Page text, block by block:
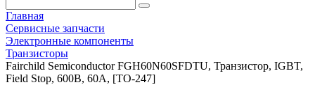
Главная
Сервисные запчасти
Электронные компоненты
Транзисторы
Fairchild Semiconductor FGH60N60SFDTU, Транзистор, IGBT,
Field Stop, 600В, 60А, [TO-247]